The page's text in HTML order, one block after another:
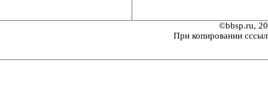
©bbsp.ru,
При копировании